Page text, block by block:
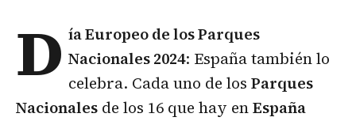
D ía Europeo de los Parques
Nacionales 2024: España también lo
celebra. Cada uno de losParques
Nacionales de los 16 que hay enEspaña